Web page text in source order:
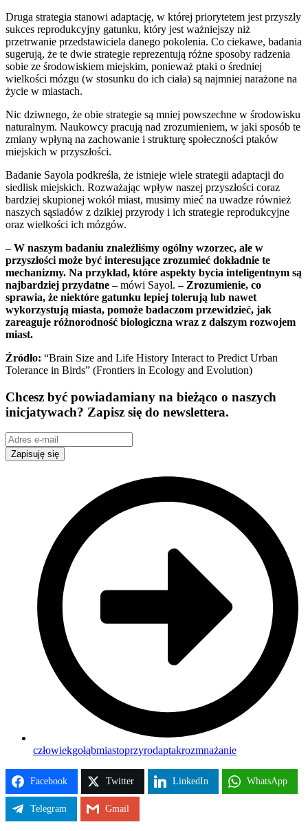
Druga strategia stanowi adaptację, w której priorytetem jest przyszły
sukces reprodukcyjny gatunku, który jest ważniejszy niż
przetrwanie przedstawiciela danego pokolenia. Co ciekawe, badania
sugerują, że te dwie strategie reprezentują różne sposoby radzenia
sobie ze środowiskiem miejskim, ponieważ ptaki o średniej
wielkości mózgu (w stosunku do ich ciała) są najmniej narażone na
życie w miastach.
Nic dziwnego, że obie strategie są mniej powszechne w środowisku
naturalnym. Naukowcy pracują nad zrozumieniem, w jaki sposób te
zmiany wpłyną na zachowanie i strukturę społeczności ptaków
miejskich w przyszłości.
Badanie Sayola podkreśla, że istnieje wiele strategii adaptacji do
siedlisk miejskich. Rozważając wpływ naszej przyszłości coraz
bardziej skupionej wokół miast, musimy mieć na uwadze również
naszych sąsiadów z dzikiej przyrody i ich strategie reprodukcyjne
oraz wielkości ich mózgów.
– W naszym badaniu znaleźliśmy ogólny wzorzec, ale w
przyszłości może być interesujące zrozumieć dokładnie te
mechanizmy. Na przykład, które aspekty bycia inteligentnym są
najbardziej przydatne –mówi Sayol.– Zrozumienie, co
sprawia, że niektóre gatunku lepiej tolerują lub nawet
wykorzystują miasta, pomoże badaczom przewidzieć, jak
zareaguje różnorodność biologiczna wraz z dalszym rozwojem
miast.
Źródło: “Brain Size and Life History Interact to Predict Urban
Tolerance in Birds” (Frontiers in Ecology and Evolution)
Chcesz być powiadamiany na bieżąco o naszych
inicjatywach? Zapisz się do newslettera.
Zapisuję się
człowiekgołąbmiastoprzyrodaptakrozmnażanie
Facebook Twitter LinkedIn WhatsApp
Telegram Gmail